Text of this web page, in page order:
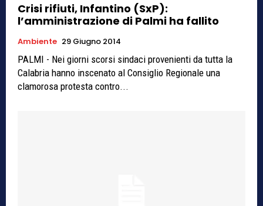
Crisi rifiuti, Infantino (SxP):
l’amministrazione di Palmi ha fallito
Ambiente 29 Giugno 2014
PALMI - Nei giorni scorsi sindaci provenienti da tutta la
Calabria hanno inscenato al Consiglio Regionale una
clamorosa protesta contro...